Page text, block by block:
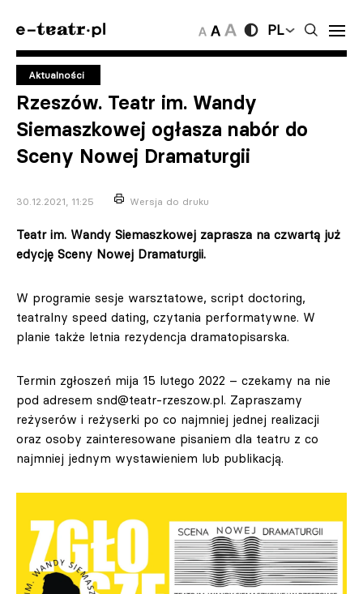
PL
Aktualności
Rzeszów. Teatr im. Wandy
Siemaszkowej ogłasza nabór do
Sceny Nowej Dramaturgii
30.12.2021, 11:25 Wersja do druku
Teatr im. Wandy Siemaszkowej zaprasza na czwartą już
edycję Sceny Nowej Dramaturgii.
W programie sesje warsztatowe, script doctoring,
teatralny speed dating, czytania performatywne. W
planie także letnia rezydencja dramatopisarska.
Termin zgłoszeń mija 15 lutego 2022 – czekamy na nie
pod adresem snd@teatr-rzeszow.pl. Zapraszamy
reżyserów i reżyserki po co najmniej jednej realizacji
oraz osoby zainteresowane pisaniem dla teatru z co
najmniej jednym wystawieniem lub publikacją.